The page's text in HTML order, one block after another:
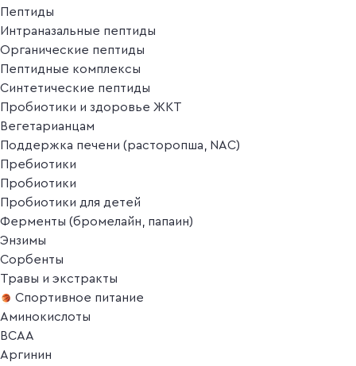
Пептиды
Интраназальные пептиды
Органические пептиды
Пептидные комплексы
Синтетические пептиды
Пробиотики и здоровье ЖКТ
Вегетарианцам
Поддержка печени (расторопша, NAC)
Пребиотики
Пробиотики
Пробиотики для детей
Ферменты (бромелайн, папаин)
Энзимы
Сорбенты
Травы и экстракты
Спортивное питание
Аминокислоты
BCAA
Аргинин